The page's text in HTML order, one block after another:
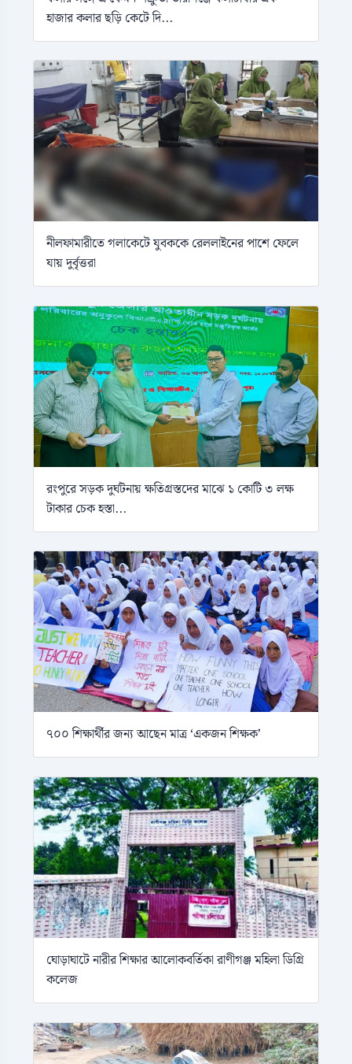
হাজার কলার ছড়ি কেটে দি...
নীলফামারীতে গলাকেটে যুবককে রেললাইনের পাশে ফেলে
যায় দুর্বৃত্তরা
রংপুরে সড়ক দুর্ঘটনায় ক্ষতিগ্রস্তদের মাঝে ১ কোটি ৩ লক্ষ
টাকার চেক হস্তা...
৭০০ শিক্ষার্থীর জন্য আছেন মাত্র ‘একজন শিক্ষক’
ঘোড়াঘাটে নারীর শিক্ষার আলোকবর্তিকা রাণীগঞ্জ মহিলা ডিগ্রি
কলেজ